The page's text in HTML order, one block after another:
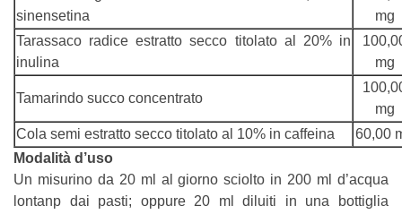
sinensetina
mg
Tarassaco radice estratto secco titolato al 20% in
inulina
mg
Tamarindo succo concentrato
mg
Cola semi estratto secco titolato al 10% in caffeina
60,00
Modalità d’uso
Un misurino da 20 ml al giorno sciolto in 200 ml d’acqua
lontanp dai pasti; oppure 20 ml diluiti in una bottiglia